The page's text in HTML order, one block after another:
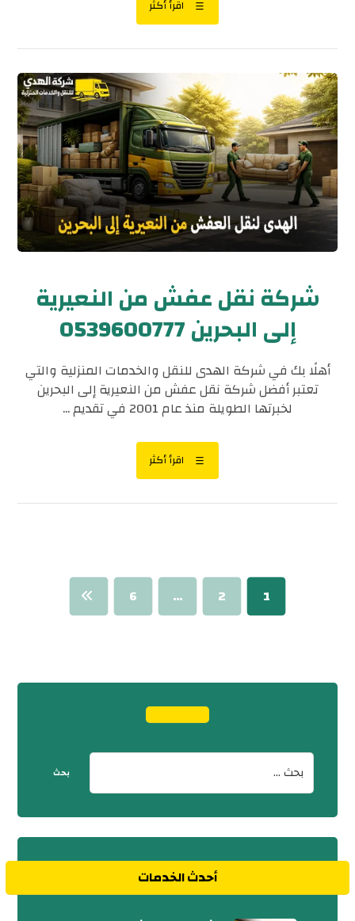
اقرأ أكثر
شركة نقل عفش من النعيرية
إلى البحرين 0539600777
أهلًا بك في شركة الهدى للنقل والخدمات المنزلية والتي
تعتبر أفضل شركة نقل عفش من النعيرية إلى البحرين
لخبرتها الطويلة منذ عام 2001 في تقديم ...
اقرأ أكثر
1
2
…
6
أحدث الخدمات